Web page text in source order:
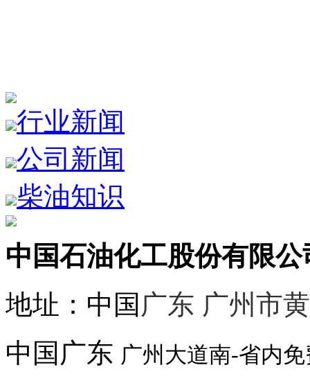
行业新闻
公司新闻
柴油知识
中国石油化工股份有限公
地址：中国 广东 广州市
中国广东 广州大道南-省内